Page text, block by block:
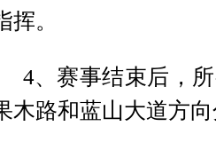
挥。
4、赛事结束后，
木路和蓝山大道方